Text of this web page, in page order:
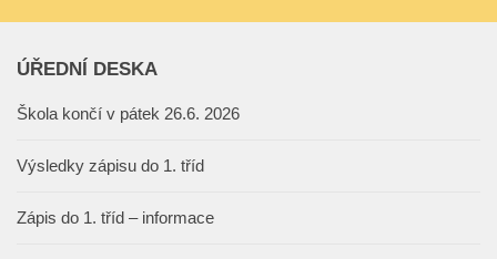
ÚŘEDNÍ DESKA
Škola končí v pátek 26.6. 2026
Výsledky zápisu do 1. tříd
Zápis do 1. tříd – informace